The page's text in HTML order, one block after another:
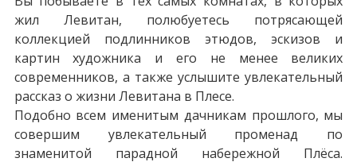
жил Левитан, полюбуетесь потрясающей
коллекцией подлинников этюдов, эскизов и
картин художника и его не менее великих
современников, а также услышите увлекательный
рассказ о жизни Левитана в Плесе.
Подобно всем именитым дачникам прошлого, мы
совершим увлекательный променад по
знаменитой парадной набережной Плёса.